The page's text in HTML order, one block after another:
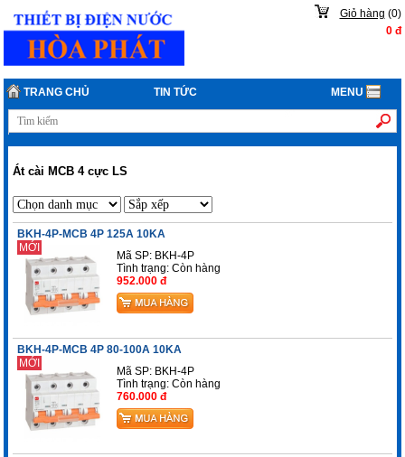
Giỏ hàng (0)
0đ
TRANG CHỦ TIN TỨC MENU
Át cài MCB 4 cực LS
BKH-4P-MCB 4P 125A 10KA
MỚI
Mã SP: BKH-4P
Tình trạng:Còn hàng
952.000 đ
BKH-4P-MCB 4P 80-100A 10KA
MỚI
Mã SP: BKH-4P
Tình trạng:Còn hàng
760.000 đ